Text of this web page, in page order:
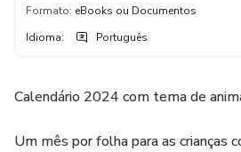
Formato: eBooks ou Documentos
Idioma: Português
Calendário 2024 com tema de
Um mês por folha para as crianças